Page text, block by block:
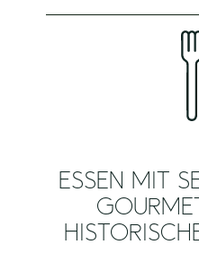
ESSEN MIT